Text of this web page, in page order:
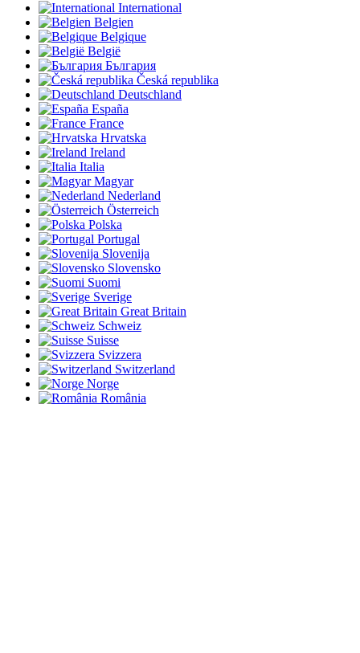
International
Belgien
Belgique
België
България
Česká republika
Deutschland
España
France
Hrvatska
Ireland
Italia
Magyar
Nederland
Österreich
Polska
Portugal
Slovenija
Slovensko
Suomi
Sverige
Great Britain
Schweiz
Suisse
Svizzera
Switzerland
Norge
România